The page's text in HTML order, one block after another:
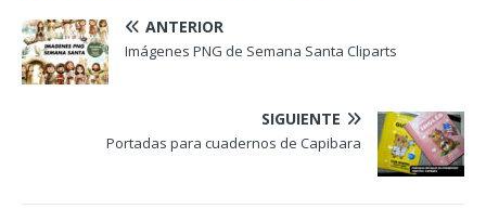
ANTERIOR
Imágenes PNG de Semana Santa Cliparts
SIGUIENTE
Portadas para cuadernos de Capibara